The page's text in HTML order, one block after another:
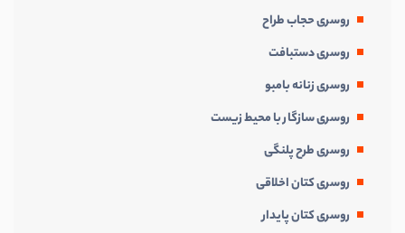
روسری حجاب طراح
روسری دستبافت
روسری زنانه بامبو
روسری سازگار با محیط زیست
روسری طرح پلنگی
روسری کتان اخلاقی
روسری کتان پایدار